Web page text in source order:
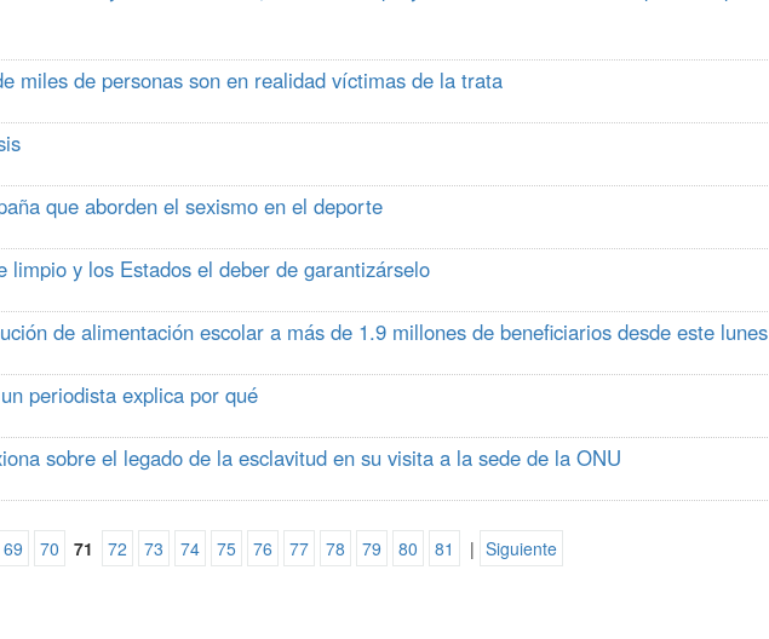
miles de personas son en realidad víctimas de la trata
que aborden el sexismo en el deporte
y los Estados el deber de garantizárselo
de alimentación escolar a más de 1.9 millones de beneficiarios desde este lunes
periodista explica por qué
sobre el legado de la esclavitud en su visita a la sede de la ONU
69 70 71 72 73 74 75 76 77 78 79 80 81 | Siguiente